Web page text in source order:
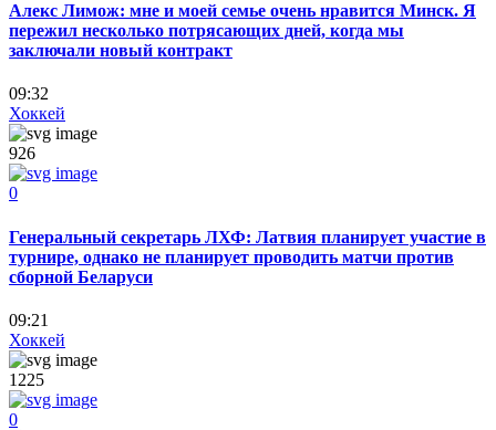
Алекс Лимож: мне и моей семье очень нравится Минск. Я
пережил несколько потрясающих дней, когда мы
заключали новый контракт
09:32
Хоккей
926
0
Генеральный секретарь ЛХФ: Латвия планирует участие в
турнире, однако не планирует проводить матчи против
сборной Беларуси
09:21
Хоккей
1225
0